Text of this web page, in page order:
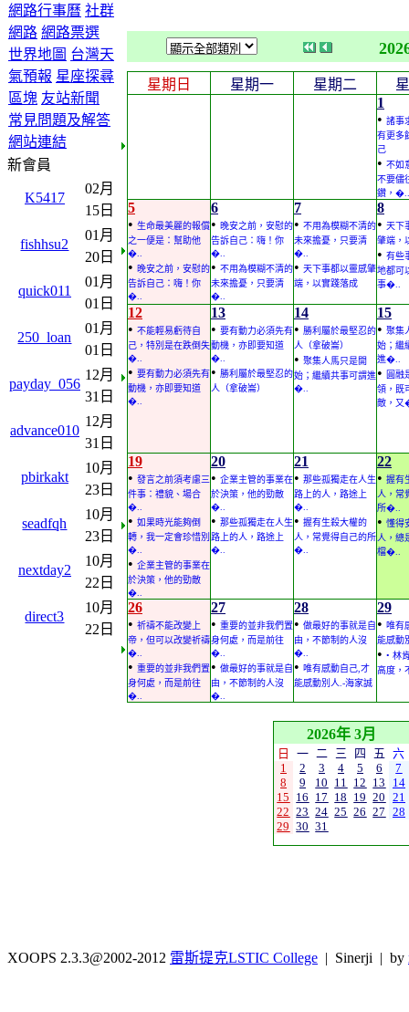
網路行事曆 社群
網路 網路票選
世界地圖 台灣天
氣預報 星座探尋
區塊 友站新聞
常見問題及解答
網站連結
新會員
K5417
02月
15日
fishhsu2
01月
20日
quick011
01月
01日
250_loan
01月
01日
payday_056
12月
31日
advance010
12月
31日
pbirkakt
10月
23日
seadfqh
10月
23日
nextday2
10月
22日
direct3
10月
22日
星期日 星期一 星期二
1
• 諸事
有更多
己
• 不如
不要儘
鑽，�..
5
• 生命最美麗的報償
之一便是：幫助他
�..
• 晚安之前，安慰的
告訴自己：嗨！你
�..
6
• 晚安之前，安慰的
告訴自己：嗨！你
�..
• 不用為模糊不清的
未來擔憂，只要清
�..
7
• 不用為模糊不清的
未來擔憂，只要清
�..
• 天下事都以靈感肇
端，以實踐落成
8
• 天下
肇端，
• 有些
地都可
事�..
12
• 不能輕易虧待自
己，特別是在跌倒失
�..
• 要有動力必須先有
動機，亦即要知道
�..
13
• 要有動力必須先有
動機，亦即要知道
�..
• 勝利屬於最堅忍的
人（拿破崙）
14
• 勝利屬於最堅忍的
人（拿破崙）
• 聚集人馬只是開
始；繼續共事可謂進
�..
15
• 聚集
始；繼
進�..
•
圓融
領，既
敵，
19
• 發言之前須考慮三
件事：禮貌、場合
�..
• 如果時光能夠倒
轉，我一定會珍惜別
�..
• 企業主管的事業在
於決策，他的勁敵
�..
20
• 企業主管的事業在
於決策，他的勁敵
�..
• 那些孤獨走在人生
路上的人，路途上
�..
21
• 那些孤獨走在人生
路上的人，路途上
�..
• 握有生殺大權的
人，常覺得自己的所
�..
22
• 握有
人，常
所�..
• 懂得
人，總
檔�..
26
• 祈禱不能改變上
帝，但可以改變祈禱
�..
• 重要的並非我們置
身何處，而是前往
�..
27
• 重要的並非我們置
身何處，而是前往
�..
• 做最好的事就是自
由，不節制的人沒
�..
28
• 做最好的事就是自
由，不節制的人沒
�..
• 唯有感動自己,才
能感動別人.-海家誠
29
• 唯有
能感動
• • 林
高度，
2026年 3月
日 一 二 三 四 五
六
1
2 3 4 5 6
7
8
9 10 11 12 13
14
15 16 17 18 19 20 21
22 23 24 25 26 27 28
29 30 31
XOOPS 2.3.3@2002-2012 雷斯提克LSTIC College | Sinerji | by